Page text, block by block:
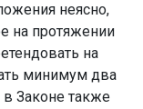
неясно,
на протяжении
на
минимум два
Законе также